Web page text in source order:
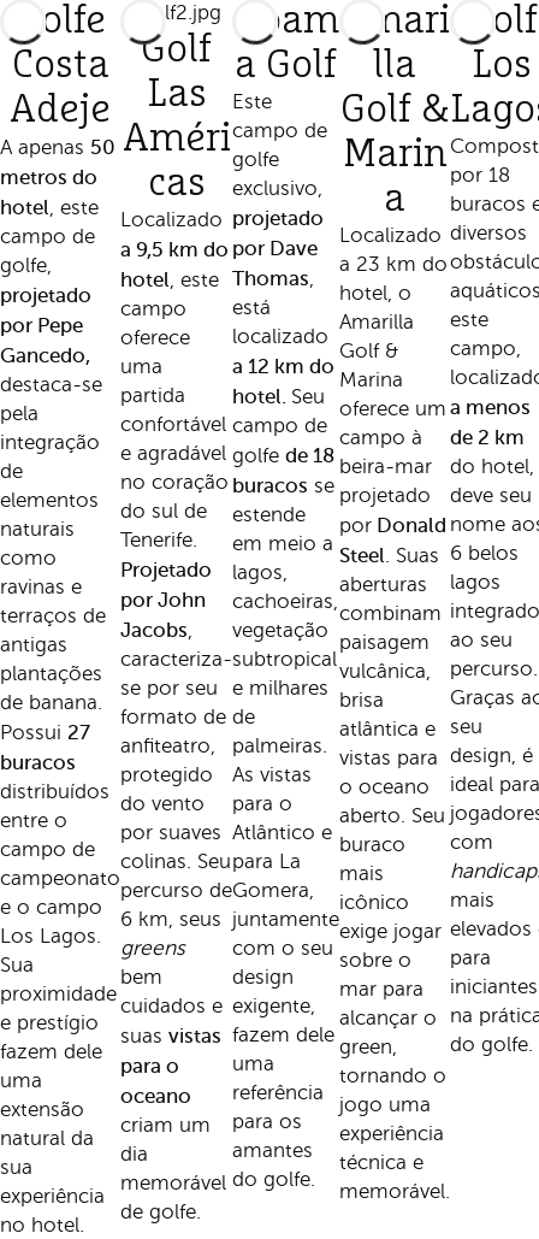
Golfe
Costa
Adeje
A apenas 50
metros do
hotel, este
campo de
golfe,
projetado
por Pepe
Gancedo,
destaca-se
pela
integração
de
elementos
naturais
como
ravinas e
terraços de
antigas
plantações
de banana.
Possui 27
buracos
distribuídos
entre o
campo de
campeonato
e o campo
Los Lagos.
Sua
proximidade
e prestígio
fazem dele
uma
extensão
natural da
sua
experiência
no hotel.
Golf
Las
Améri
cas
Localizado
a 9,5 km do
hotel, este
campo
oferece
uma
partida
confortável
e agradável
no coração
do sul de
Tenerife.
Projetado
por John
Jacobs,
caracteriza-
se por seu
formato de
anfiteatro,
protegido
do vento
por suaves
colinas. Seu
percurso de
6 km, seus
greens
bem
cuidados e
suas vistas
para o
oceano
criam um
dia
memorável
de golfe.
Abam
a Golf
Este
campo de
golfe
exclusivo,
projetado
por Dave
Thomas,
está
localizado
a 12 km do
hotel. Seu
campo de
golfe de 18
buracos se
estende
em meio a
lagos,
cachoeiras,
vegetação
subtropical
e milhares
de
palmeiras.
As vistas
para o
Atlântico e
para La
Gomera,
juntamente
com o seu
design
exigente,
fazem dele
uma
referência
para os
amantes
do golfe.
Amari
lla
Golf &
Marin
a
Localizado
a 23 km do
hotel, o
Amarilla
Golf &
Marina
oferece um
campo à
beira-mar
projetado
por Donald
Steel. Suas
aberturas
combinam
paisagem
vulcânica,
brisa
atlântica e
vistas para
o oceano
aberto. Seu
buraco
mais
icônico
exige jogar
sobre o
mar para
alcançar o
green,
tornando o
jogo uma
experiência
técnica e
memorável.
Golf
Los
por 18
buracos
diversos
este
campo,
a menos
de 2 km
do hotel,
deve seu
nome
6 belos
lagos
ao seu
percurso.
Graças
seu
design, é
ideal para
com
mais
elevados
para
iniciantes
na
do golfe.